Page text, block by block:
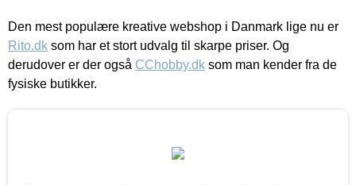
Den mest populære kreative webshop i Danmark lige nu er
Rito.dk som har et stort udvalg til skarpe priser. Og
derudover er der også CChobby.dk som man kender fra de
fysiske butikker.